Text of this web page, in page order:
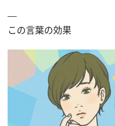
この言葉の効果